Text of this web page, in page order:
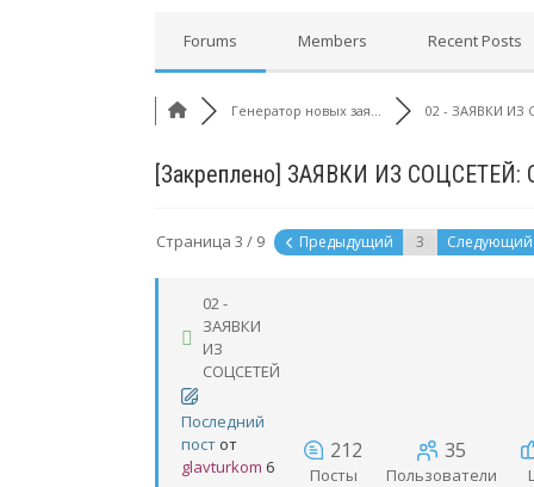
Forums Members Recent Posts
Генератор новых зая... 02 - ЗАЯВКИ ИЗ
[Закреплено] ЗАЯВКИ ИЗ
Страница 3 / 9 Предыдущий
02 -
ЗАЯВКИ
ИЗ
СОЦСЕТЕЙ
Последний
пост от
glavturkom 6
212
Посты
35
Пользователи